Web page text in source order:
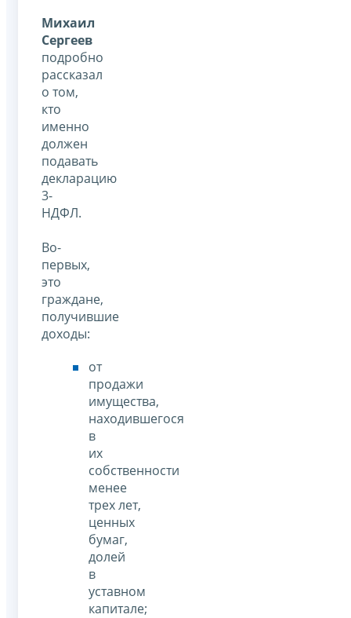
Михаил
Сергеев
подробно
рассказал
о том,
кто
именно
должен
подавать
декларацию
3-
НДФЛ.
Во-
первых,
это
граждане,
получившие
доходы:
от
продажи
имущества,
находившегося
в
их
собственности
менее
трех лет,
ценных
бумаг,
долей
в
уставном
капитале;